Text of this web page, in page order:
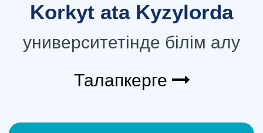
Korkyt ata Kyzylorda
университетінде білім алу
Талапкерге